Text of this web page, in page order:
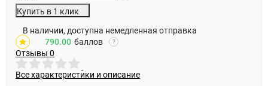
Купить в 1 клик
В наличии, доступна немедленная отправка
790.00 баллов ?
Отзывы 0
Все характеристики и описание